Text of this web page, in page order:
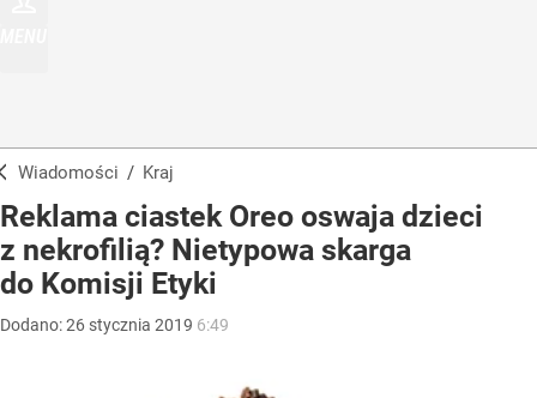
Wiadomości / Kraj
Reklama ciastek Oreo oswaja dzieci
z nekrofilią? Nietypowa skarga
do Komisji Etyki
Dodano:26 stycznia 2019 6:49